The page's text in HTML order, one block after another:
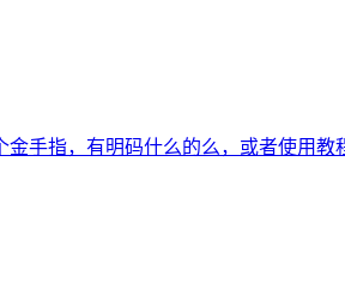
手指，有明码什么的么，或者使用教